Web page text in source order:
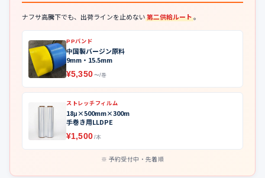
ナフサ高騰下でも、出荷ラインを止めない第二供給ルート。
PPバンド
中国製バージン原料
9mm・15.5mm
¥5,350 〜/巻
ストレッチフィルム
18μ×500mm×300m
手巻き用LLDPE
¥1,500 /本
予約受付中・先着順